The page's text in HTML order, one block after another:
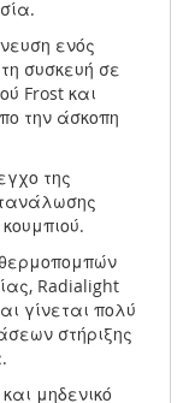
ενός
συσκευή σε
Frost και
την άσκοπη
της
Radialight
γίνεται πολύ
στήριξης
μηδενικό